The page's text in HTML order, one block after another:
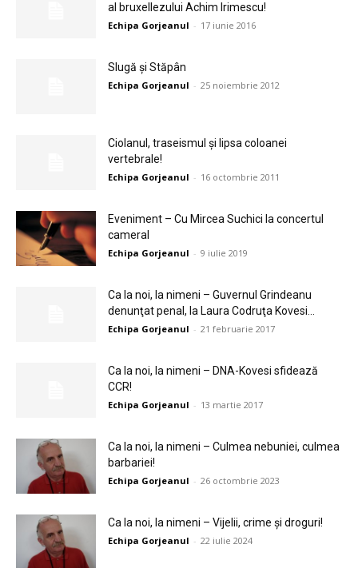
al bruxellezului Achim Irimescu!
Echipa Gorjeanul - 17 iunie 2016
Slugă şi Stăpân
Echipa Gorjeanul - 25 noiembrie 2012
Ciolanul, traseismul şi lipsa coloanei
vertebrale!
Echipa Gorjeanul - 16 octombrie 2011
Eveniment – Cu Mircea Suchici la concertul
cameral
Echipa Gorjeanul - 9 iulie 2019
Ca la noi, la nimeni – Guvernul Grindeanu
denunţat penal, la Laura Codruţa Kovesi...
Echipa Gorjeanul - 21 februarie 2017
Ca la noi, la nimeni – DNA-Kovesi sfidează
CCR!
Echipa Gorjeanul - 13 martie 2017
Ca la noi, la nimeni – Culmea nebuniei, culmea
barbariei!
Echipa Gorjeanul - 26 octombrie 2023
Ca la noi, la nimeni – Vijelii, crime și droguri!
Echipa Gorjeanul - 22 iulie 2024